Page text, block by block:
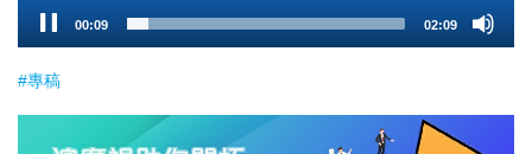
Player
00:10 02:09
#專稿